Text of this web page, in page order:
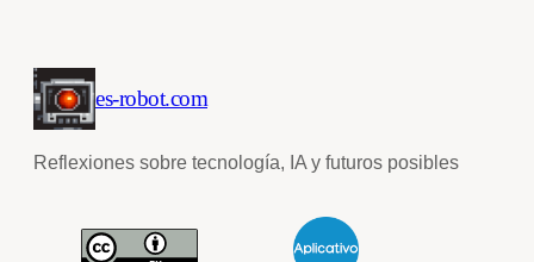
es-robot.com
Reflexiones sobre tecnología, IA y futuros posibles